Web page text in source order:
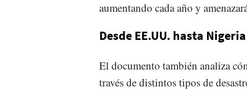
aumentando cada año y
Desde EE.UU. hasta
El documento también analiza
través de distintos tipos de